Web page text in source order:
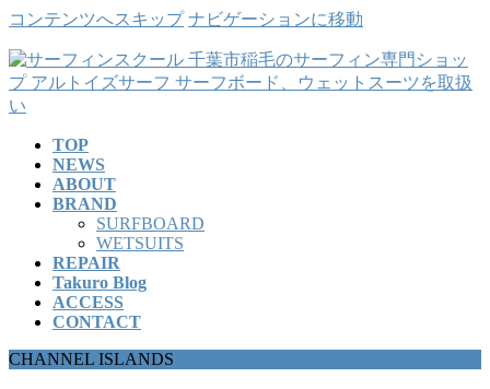
コンテンツへスキップ ナビゲーションに移動
TOP
NEWS
ABOUT
BRAND
SURFBOARD
WETSUITS
REPAIR
Takuro Blog
ACCESS
CONTACT
CHANNEL ISLANDS